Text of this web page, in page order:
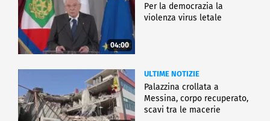
04:00
Per la democrazia la
violenza virus letale
ULTIME NOTIZIE
Palazzina crollata a
Messina, corpo recuperato,
scavi tra le macerie